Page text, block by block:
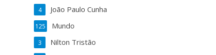
João Paulo Cunha
4
Mundo
125
Nilton Tristão
3